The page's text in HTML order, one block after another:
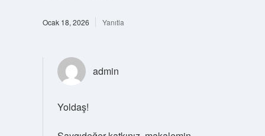
Ocak 18, 2026 Yanıtla
admin
Yoldaş!